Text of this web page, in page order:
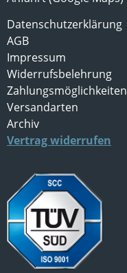
Datenschutzerklärung
AGB
Impressum
Widerrufsbelehrung
Zahlungsmöglichkeiten
Versandarten
Archiv
Vertrag widerrufen